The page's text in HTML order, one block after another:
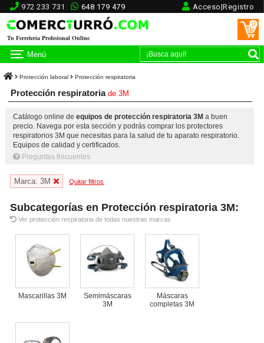
972 233 731 648 179 479 Acceso|Registro
Tu Ferretería Profesional Online
0
Menú
Protección laboral Protección respiratoria
Protección respiratoriade3M
Catálogo online de equipos de protección respiratoria 3M a buen
precio. Navega por esta sección y podrás comprar los protectores
respiratorios 3M que necesitas para la salud de tu aparato respiratorio.
Equipos de calidad y certificados.
Preguntas frecuentes
Marca: 3M Quitar filtros
Subcategorías en Protección respiratoria 3M:
Ver protección respiratoria de todas nuestras marcas
Mascarillas 3M
Semimáscaras
3M
Máscaras
completas 3M